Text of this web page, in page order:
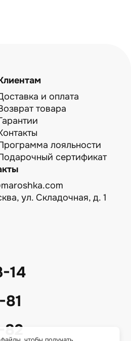
и оплата
товара
лояльности
сертификат
ул. Складочная, д. 1
14
82